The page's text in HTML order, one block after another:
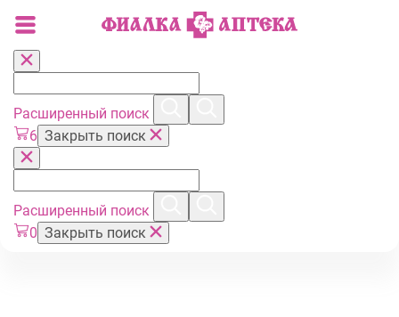
Расширенный поиск
6 Закрыть поиск
Расширенный поиск
0 Закрыть поиск